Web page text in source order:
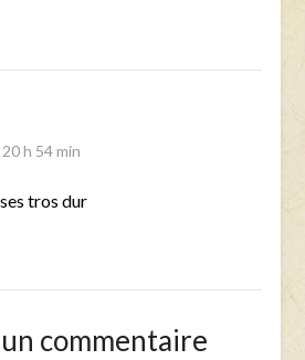
h 54 min
tros dur
commentaire